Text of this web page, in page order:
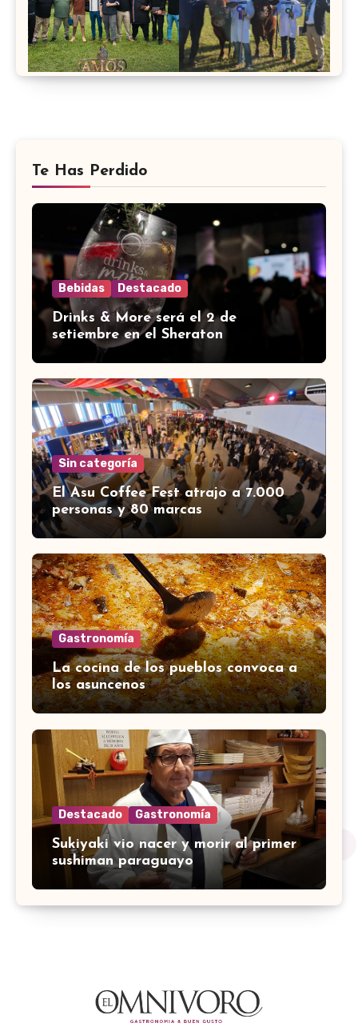
Te Has Perdido
Bebidas Destacado
Drinks & More será el 2 de
setiembre en el Sheraton
Sin categoría
El Asu Coffee Fest atrajo a 7.000
personas y 80 marcas
Gastronomía
La cocina de los pueblos convoca a
los asuncenos
Destacado Gastronomía
Sukiyaki vio nacer y morir al primer
sushiman paraguayo